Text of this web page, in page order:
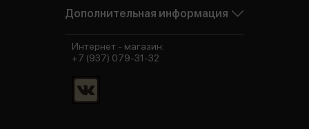
Дополнительная информация
Интернет - магазин:
+7 (937) 079-31-32